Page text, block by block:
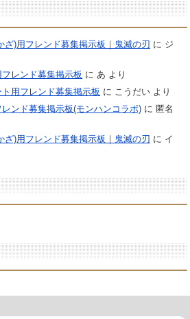
ざ)用フレンド募集掲示板｜鬼滅の刃 に ジ
フレンド募集掲示板 に あ より
ト用フレンド募集掲示板 に こうだいより
レンド募集掲示板(モンハンコラボ)に 匿名
ざ)用フレンド募集掲示板｜鬼滅の刃 に イ